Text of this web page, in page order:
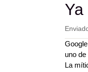
Ya
uno
La